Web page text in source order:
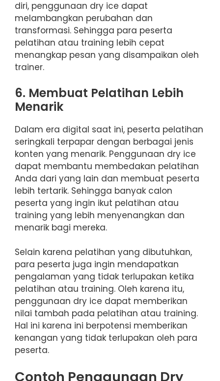
diri, penggunaan dry ice dapat
melambangkan perubahan dan
transformasi. Sehingga para peserta
pelatihan atau training lebih cepat
menangkap pesan yang disampaikan oleh
trainer.
6. Membuat Pelatihan Lebih
Menarik
Dalam era digital saat ini, peserta pelatihan
seringkali terpapar dengan berbagai jenis
konten yang menarik. Penggunaan dry ice
dapat membantu membedakan pelatihan
Anda dari yang lain dan membuat peserta
lebih tertarik. Sehingga banyak calon
peserta yang ingin ikut pelatihan atau
training yang lebih menyenangkan dan
menarik bagi mereka.
Selain karena pelatihan yang dibutuhkan,
para peserta juga ingin mendapatkan
pengalaman yang tidak terlupakan ketika
pelatihan atau training. Oleh karena itu,
penggunaan dry ice dapat memberikan
nilai tambah pada pelatihan atau training.
Hal ini karena ini berpotensi memberikan
kenangan yang tidak terlupakan oleh para
peserta.
Contoh Penggunaan Dry